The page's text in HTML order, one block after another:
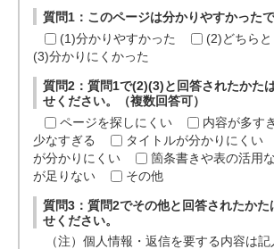
質問1：このページは分かりやすかった
(1)分かりやすかった
(2)どちら
(3)分かりにくかった
質問2：質問1で(2)(3)と回答されたかた
せください。（複数回答可）
ページを探しにくい
内容が多す
少なすぎる
タイトルが分かりにくい
が分かりにくい
箇条書きや表の活用
が足りない
その他
質問3：質問2でその他と回答されたか
せください。
（注）個人情報・返信を要する内容は記